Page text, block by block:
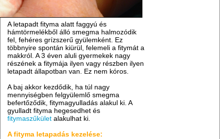
A letapadt fityma alatt faggyú és
hámtörmelékből álló smegma halmozódik
fel, fehéres grízszerű gyülemként. Ez
többnyire spontán kiürül, felemeli a fitymát a
makkról. A 3 éven aluli gyermekek nagy
részének a fitymája ilyen vagy részben ilyen
letapadt állapotban van. Ez nem kóros.
A baj akkor kezdődik, ha túl nagy
mennyiségben felgyülemlő smegma
befertőződik, fitymagyulladás alakul ki. A
gyulladt fityma hegesedhet és
fitymaszűkület alakulhat ki.
A fityma letapadás kezelése: